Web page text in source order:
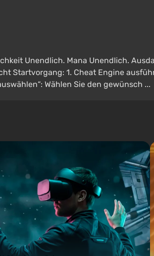
Unendlich. Mana Unendlich.
Startvorgang: 1. Cheat Engine
Wählen Sie den gewünsch ...